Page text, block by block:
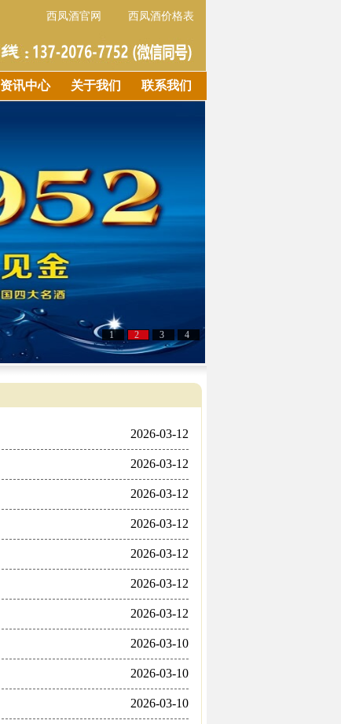
西凤酒官网 西凤酒价格表
资讯中心 关于我们 联系我们
1 2 3 4
2026-03-12
2026-03-12
2026-03-12
2026-03-12
2026-03-12
2026-03-12
2026-03-12
2026-03-10
2026-03-10
2026-03-10